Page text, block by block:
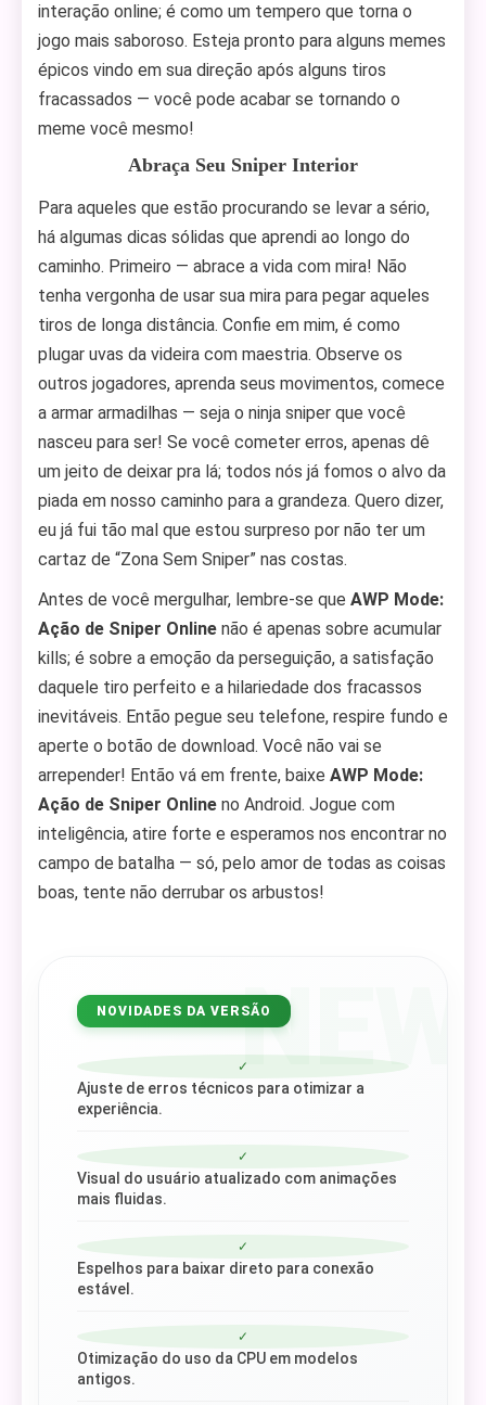
interação online; é como um tempero que torna o
jogo mais saboroso. Esteja pronto para alguns memes
épicos vindo em sua direção após alguns tiros
fracassados — você pode acabar se tornando o
meme você mesmo!
Abraça Seu Sniper Interior
Para aqueles que estão procurando se levar a sério,
há algumas dicas sólidas que aprendi ao longo do
caminho. Primeiro — abrace a vida com mira! Não
tenha vergonha de usar sua mira para pegar aqueles
tiros de longa distância. Confie em mim, é como
plugar uvas da videira com maestria. Observe os
outros jogadores, aprenda seus movimentos, comece
a armar armadilhas — seja o ninja sniper que você
nasceu para ser! Se você cometer erros, apenas dê
um jeito de deixar pra lá; todos nós já fomos o alvo da
piada em nosso caminho para a grandeza. Quero dizer,
eu já fui tão mal que estou surpreso por não ter um
cartaz de “Zona Sem Sniper” nas costas.
Antes de você mergulhar, lembre-se que AWP Mode:
Ação de Sniper Online não é apenas sobre acumular
kills; é sobre a emoção da perseguição, a satisfação
daquele tiro perfeito e a hilariedade dos fracassos
inevitáveis. Então pegue seu telefone, respire fundo e
aperte o botão de download. Você não vai se
arrepender! Então vá em frente, baixe AWP Mode:
Ação de Sniper Online no Android. Jogue com
inteligência, atire forte e esperamos nos encontrar no
campo de batalha — só, pelo amor de todas as coisas
boas, tente não derrubar os arbustos!
NEW
NOVIDADES DA VERSÃO
✓
Ajuste de erros técnicos para otimizar a
experiência.
✓
Visual do usuário atualizado com animações
mais fluidas.
✓
Espelhos para baixar direto para conexão
estável.
✓
Otimização do uso da CPU em modelos
antigos.